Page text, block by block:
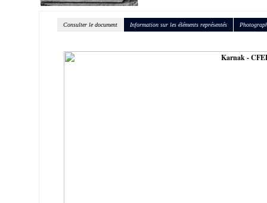
Consulter le document Information sur les éléments représentés